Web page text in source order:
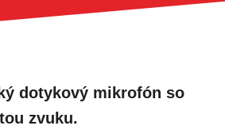
dotykový mikrofón so
zvuku.